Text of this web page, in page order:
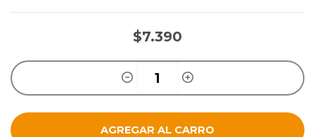
$7.390
AGREGAR AL CARRO